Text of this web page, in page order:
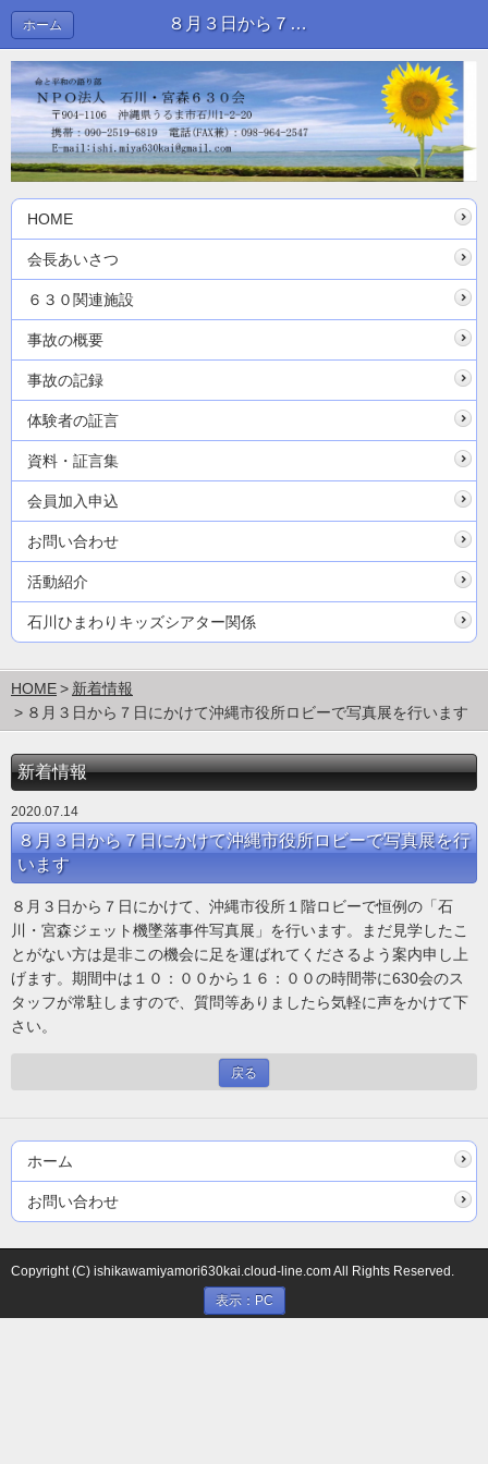
８月３日から７日にかけて沖縄市役所ロビーで写真展を行います | 新着情報
ホーム
HOME
会長あいさつ
６３０関連施設
事故の概要
事故の記録
体験者の証言
資料・証言集
会員加入申込
お問い合わせ
活動紹介
石川ひまわりキッズシアター関係
HOME
新着情報
８月３日から７日にかけて沖縄市役所ロビーで写真展を行います
新着情報
2020.07.14
８月３日から７日にかけて沖縄市役所ロビーで写真展を行
います
８月３日から７日にかけて、沖縄市役所１階ロビーで恒例の「石
川・宮森ジェット機墜落事件写真展」を行います。まだ見学したこ
とがない方は是非この機会に足を運ばれてくださるよう案内申し上
げます。期間中は１０：００から１６：００の時間帯に630会のス
タッフが常駐しますので、質問等ありましたら気軽に声をかけて下
さい。
戻る
ホーム
お問い合わせ
Copyright (C) ishikawamiyamori630kai.cloud-line.com All Rights Reserved.
表示：PC